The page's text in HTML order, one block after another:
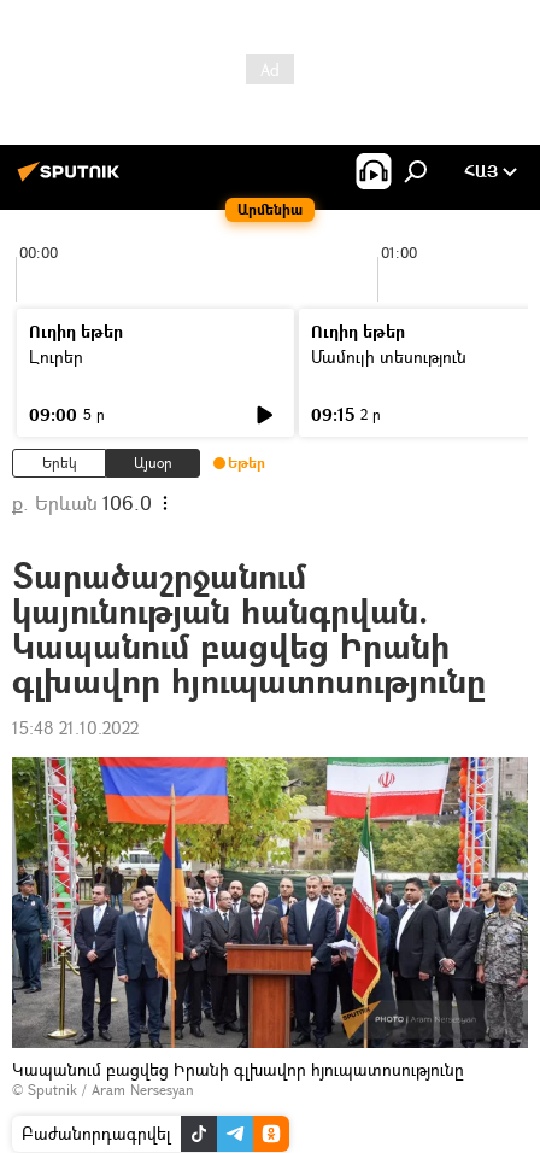
Արմենիա
ՀԱՅ
00:00 01:00
Ուղիղ եթեր
Լուրեր
09:00 5 ր
Ուղիղ եթեր
Մամուլի տեսություն
09:15 2 ր
Երեկ Այսօր Եթեր
ք. Երևան 106.0
Տարածաշրջանում
կայունության հանգրվան.
Կապանում բացվեց Իրանի
գլխավոր հյուպատոսությունը
15:48 21.10.2022
Կապանում բացվեց Իրանի գլխավոր հյուպատոսությունը
© Sputnik / Aram Nersesyan
Բաժանորդագրվել